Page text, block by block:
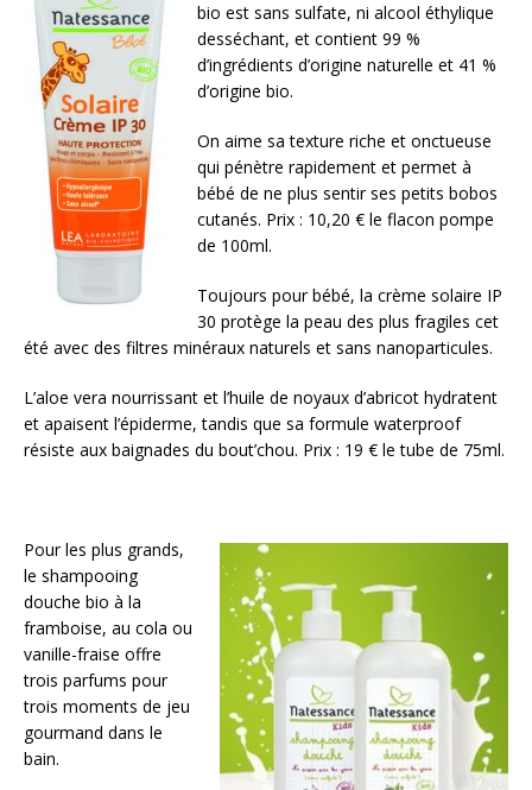
bio est sans sulfate, ni alcool éthylique
desséchant, et contient 99 %
d’ingrédients d’origine naturelle et 41 %
d’origine bio.
On aime sa texture riche et onctueuse
qui pénètre rapidement et permet à
bébé de ne plus sentir ses petits bobos
cutanés. Prix : 10,20 € le flacon pompe
de 100ml.
Toujours pour bébé, la crème solaire IP
30 protège la peau des plus fragiles cet
été avec des filtres minéraux naturels et sans nanoparticules.
L’aloe vera nourrissant et l’huile de noyaux d’abricot hydratent
et apaisent l’épiderme, tandis que sa formule waterproof
résiste aux baignades du bout’chou. Prix : 19 € le tube de 75ml.
Pour les plus grands,
le shampooing
douche bio à la
framboise, au cola ou
vanille-fraise offre
trois parfums pour
trois moments de jeu
gourmand dans le
bain.